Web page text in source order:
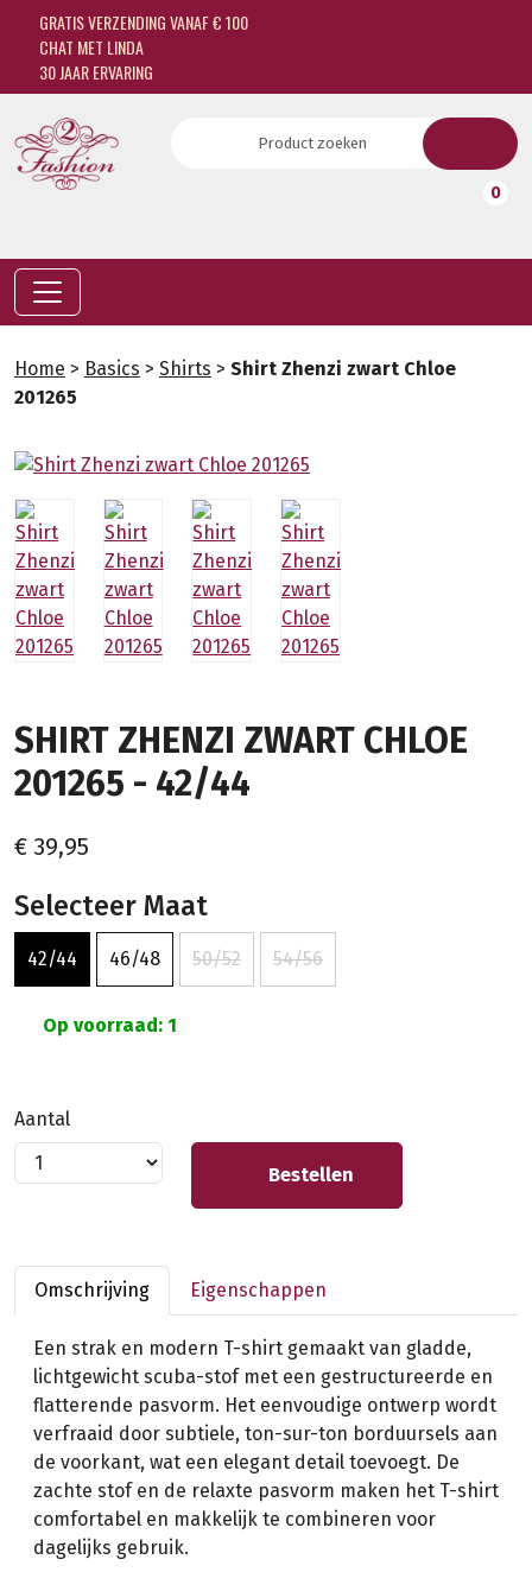
GRATIS VERZENDING VANAF € 100
CHAT MET LINDA
30 JAAR ERVARING
0
Home > Basics > Shirts > Shirt Zhenzi zwart Chloe
201265
SHIRT ZHENZI ZWART CHLOE
201265 - 42/44
€ 39,95
Selecteer Maat
42/44 46/48 50/52 54/56
Op voorraad: 1
Aantal
Bestellen
Omschrijving Eigenschappen
Een strak en modern T-shirt gemaakt van gladde,
lichtgewicht scuba-stof met een gestructureerde en
flatterende pasvorm. Het eenvoudige ontwerp wordt
verfraaid door subtiele, ton-sur-ton borduursels aan
de voorkant, wat een elegant detail toevoegt. De
zachte stof en de relaxte pasvorm maken het T-shirt
comfortabel en makkelijk te combineren voor
dagelijks gebruik.